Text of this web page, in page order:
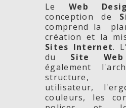
Le Web
conception de
comprend la
création et la
Sites Internet.
du Site Web
également
structure,
utilisateur,
couleurs, les